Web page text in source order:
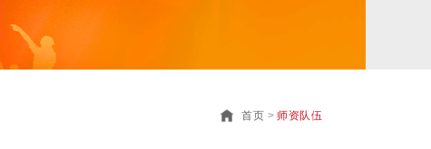
首页 > 师资队伍